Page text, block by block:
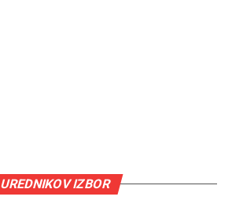
UREDNIKOV IZBOR